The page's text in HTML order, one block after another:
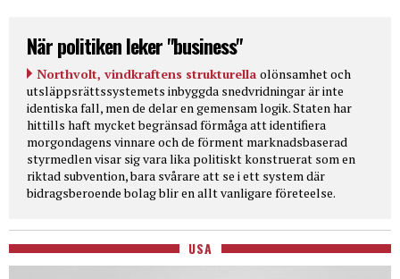
När politiken leker "business"
Northvolt, vindkraftens strukturella olönsamhet och
utsläppsrättssystemets inbyggda snedvridningar är inte
identiska fall, men de delar en gemensam logik. Staten har
hittills haft mycket begränsad förmåga att identifiera
morgondagens vinnare och de förment marknadsbaserad
styrmedlen visar sig vara lika politiskt konstruerat som en
riktad subvention, bara svårare att se i ett system där
bidragsberoende bolag blir en allt vanligare företeelse.
USA